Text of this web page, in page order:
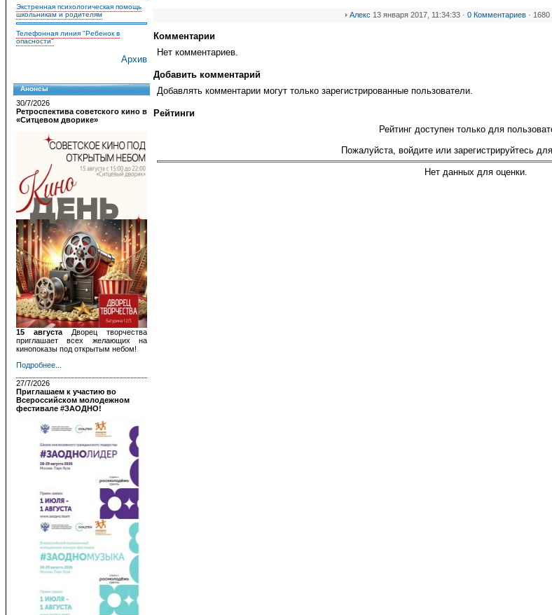
Экстренная психологическая помощь
школьникам и родителям
Телефонная линия "Ребенок в
опасности"
Архив
Анонсы
30/7/2026
Ретроспектива советского кино в
«Ситцевом дворике»
15 августа
Дворец творчества
приглашает всех желающих на
кинопоказы под открытым небом!
Подробнее...
27/7/2026
Приглашаем к участию во
Всероссийском молодежном
фестивале #ЗАОДНО!
Алекс 13 января 2017, 11:34:33 · 0 Комментариев ·
Комментарии
Нет комментариев.
Добавить комментарий
Добавлять комментарии могут только зарегистрированные пользователи.
Рейтинги
Рейтинг доступен только для
Пожалуйста, войдите или зарегистрируйтесь
Нет данных для оценки.